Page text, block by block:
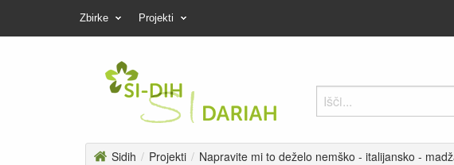
Zbirke Projekti
Sidih / Projekti / Napravite mi to deželo nemško - italijansko -